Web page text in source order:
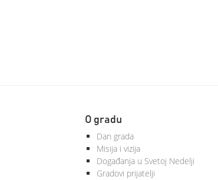
O gradu
Dan grada
Misija i vizija
Događanja u Svetoj Nedelji
Gradovi prijatelji